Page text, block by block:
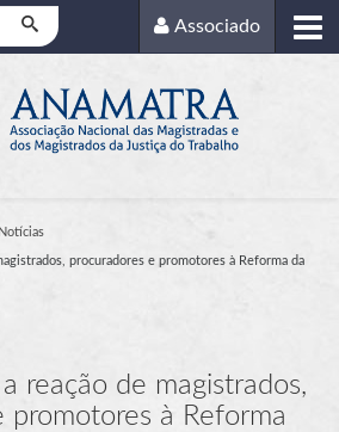
Associado
procuradores e promotores à Reforma da
reação de magistrados,
promotores à Reforma